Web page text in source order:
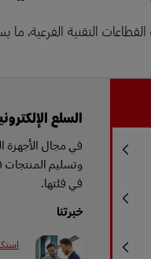
السلع
في مجال الأجهزة
وتسليم المنتجات
في فئتها.
خبرتنا